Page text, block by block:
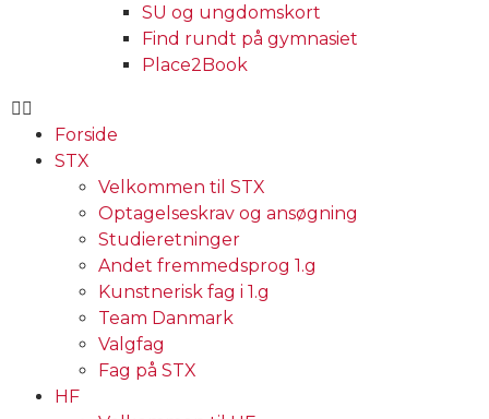
SU og ungdomskort
Find rundt på gymnasiet
Place2Book
Forside
STX
Velkommen til STX
Optagelseskrav og ansøgning
Studieretninger
Andet fremmedsprog 1.g
Kunstnerisk fag i 1.g
Team Danmark
Valgfag
Fag på STX
HF